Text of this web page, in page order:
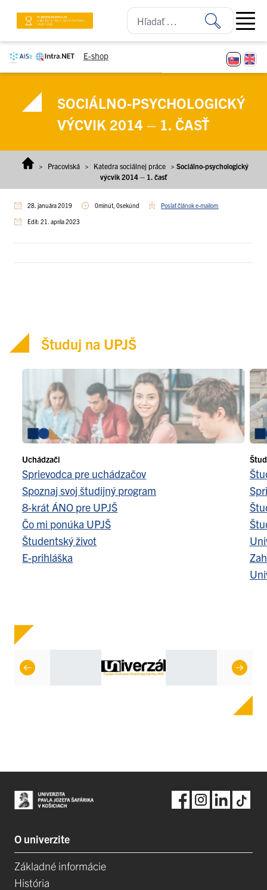
E-shop
Open
SOCIÁLNO-PSYCHOLOGICKÝ
VÝCVIK 2014 – 1. ČASŤ
> Pracoviská > Katedra sociálnej práce > Sociálno-psychologický
výcvik 2014 – 1. časť
28. januára 2019 0minút, 0sekúnd Poslať článok e-mailom
Edit: 21. apríla 2023
Študuj na UPJŠ
Uchádzači
Sprievodca pre uchádzačov
Spoznaj svoj študijný program
8-krát ÁNO pre UPJŠ
Čo mi ponúka UPJŠ
Študentský život
E-prihláška
O univerzite
Základné informácie
História